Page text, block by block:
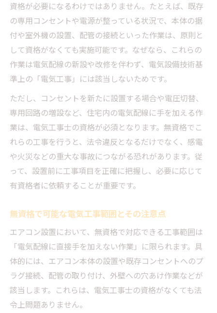
資格が必要になるわけではありません。たとえば、既存
の専用コンセントや電源が整っている状況で、本体の据
付や室外機の設置、配管の接続といった作業は、原則と
して資格がなくても実施可能です。なぜなら、これらの
作業は電気配線の新設や改修を伴わず、電気設備技術基
準上の「電気工事」には該当しないためです。
ただし、コンセントを新たに設置する場合や電圧切替、
専用回路の増設など、住宅内の電気配線に手を加える作
業は、電気工事士の資格が必須となります。無資格でこ
れらの工事を行うと、法令違反となるだけでなく、感電
や火災などの重大な事故につながる恐れがあります。従
って、設置前に工事項目を正確に把握し、必要に応じて
有資格者に依頼することが重要です。
無資格で可能な電気工事範囲とその注意点
エアコン設置において、無資格で対応できる工事範囲は
「電気配線に直接手を加えない作業」に限られます。具
体的には、エアコン本体の設置や既存コンセントへのプ
ラグ接続、配管の取り付け、外壁への穴あけ作業などが
該当します。これらは、電気工事士の資格がなくても法
令上問題ありません。